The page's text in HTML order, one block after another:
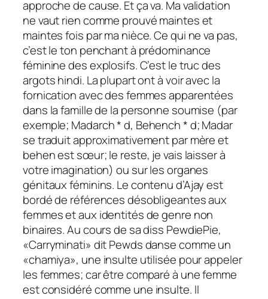
approche de cause. Et ça va. Ma validation
ne vaut rien comme prouvé maintes et
maintes fois par ma nièce. Ce qui ne va pas,
c’est le ton penchant à prédominance
féminine des explosifs. C’est le truc des
argots hindi. La plupart ont à voir avec la
fornication avec des femmes apparentées
dans la famille de la personne soumise (par
exemple; Madarch * d, Behench * d; Madar
se traduit approximativement par mère et
behen est sœur; le reste, je vais laisser à
votre imagination) ou sur les organes
génitaux féminins. Le contenu d’Ajay est
bordé de références désobligeantes aux
femmes et aux identités de genre non
binaires. Au cours de sa diss PewdiePie,
«Carryminati» dit Pewds danse comme un
«chamiya», une insulte utilisée pour appeler
les femmes; car être comparé à une femme
est considéré comme une insulte. Il